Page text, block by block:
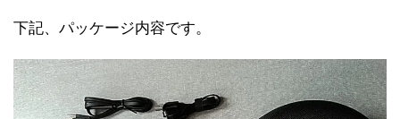
下記、パッケージ内容です。